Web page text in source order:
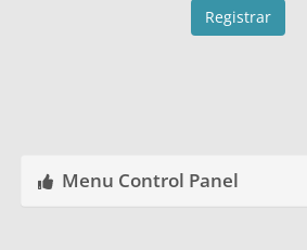
Menu Control Panel